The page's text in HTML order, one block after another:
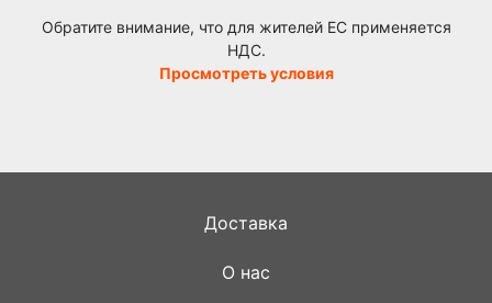
Обратите внимание, что для жителей ЕС применяется
НДС.
Просмотреть условия
Доставка
О нас